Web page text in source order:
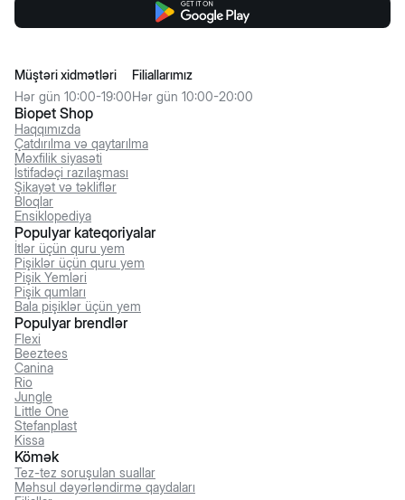
Biopet Shop
Haqqımızda
Çatdırılma və qaytarılma
Məxfilik siyasəti
İstifadəçi razılaşması
Şikayət və təkliflər
Bloqlar
Ensiklopediya
Müştəri xidmətləri
Hər gün 10:00-19:00
Filiallarımız
Hər gün 10:00-20:00
Populyar kateqoriyalar
İtlər üçün quru yem
Pişiklər üçün quru yem
Pişik Yemləri
Pişik qumları
Bala pişiklər üçün yem
Populyar brendlər
Flexi
Beeztees
Canina
Rio
Jungle
Little One
Stefanplast
Kissa
Kömək
Tez-tez soruşulan suallar
Məhsul dəyərləndirmə qaydaları